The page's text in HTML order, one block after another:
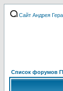
Сайт Андрея
Список форумов